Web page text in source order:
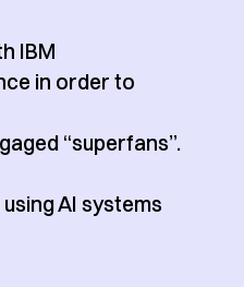
IBM
in order to
“superfans”.
AI systems